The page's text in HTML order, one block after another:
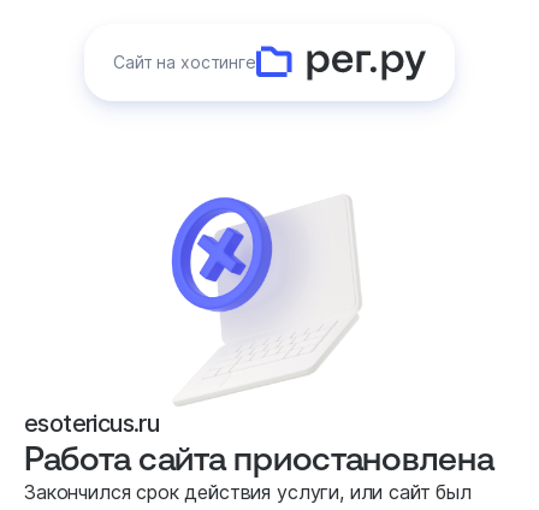
Сайт на хостинге
esotericus.ru
Работа сайта приостановлена
Закончился срок действия услуги, или сайт был